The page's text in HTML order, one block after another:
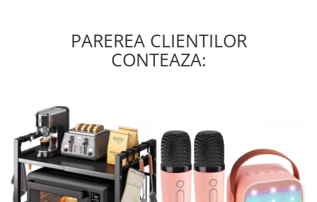
PAREREA CLIENTILOR
CONTEAZA: